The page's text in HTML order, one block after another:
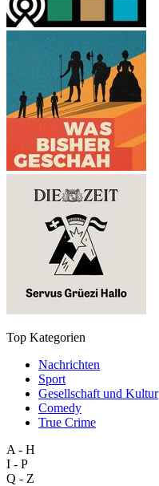
Top Kategorien
Nachrichten
Sport
Gesellschaft und Kultur
Comedy
True Crime
A - H
I - P
Q - Z